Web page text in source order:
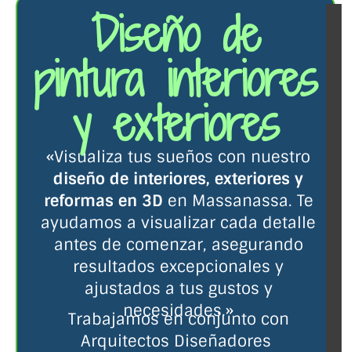
Diseño de
pintura interiores
y exteriores
«Visualiza tus sueños con nuestro
diseño de interiores, exteriores y
reformas en 3D en Massanassa. Te
ayudamos a visualizar cada detalle
antes de comenzar, asegurando
resultados excepcionales y
ajustados a tus gustos y
necesidades.»
Trabajamos en conjunto con
Arquitectos Diseñadores